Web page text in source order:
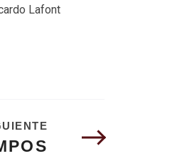
Lafont